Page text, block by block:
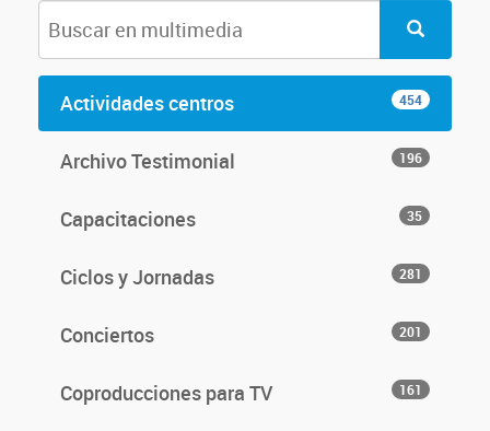
Actividades centros 454
Archivo Testimonial 196
Capacitaciones 35
Ciclos y Jornadas 281
Conciertos 201
Coproducciones para TV 161